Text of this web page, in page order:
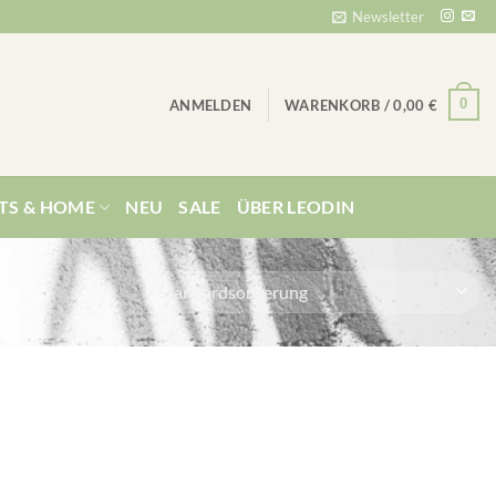
Newsletter
ANMELDEN WARENKORB /0,00 € 0
& HOME NEU SALE ÜBER LEODIN